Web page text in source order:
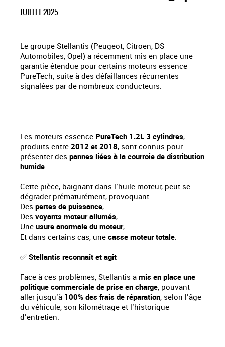
JUILLET 2025
Le groupe Stellantis (Peugeot, Citroën, DS
Automobiles, Opel) a récemment mis en place une
garantie étendue pour certains moteurs essence
PureTech, suite à des défaillances récurrentes
signalées par de nombreux conducteurs.
Les moteurs essence PureTech 1.2L 3 cylindres,
produits entre 2012 et 2018, sont connus pour
présenter des pannes liées à la courroie de distribution
humide.
Cette pièce, baignant dans l’huile moteur, peut se
dégrader prématurément, provoquant :
Des pertes de puissance,
Des voyants moteur allumés,
Une usure anormale du moteur,
Et dans certains cas, une casse moteur totale.
✅ Stellantis reconnaît et agit
Face à ces problèmes, Stellantis a mis en place une
politique commerciale de prise en charge, pouvant
aller jusqu’à 100% des frais de réparation, selon l’âge
du véhicule, son kilométrage et l’historique
d’entretien.